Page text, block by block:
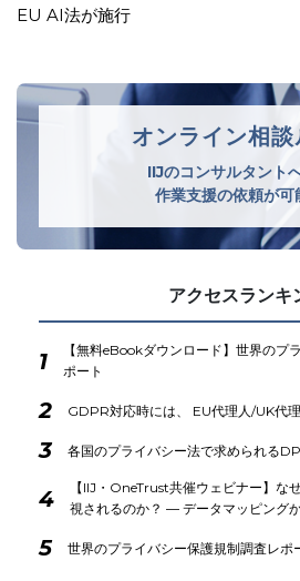
EU AI法が施行
オンライン相談
IIJのコンサルタント
作業支援の依頼が可
アクセスランキ
1
【無料eBookダウンロード】世界のプ
ポート
2 GDPR対応時には、 EU代理人/UK代
3 各国のプライバシー法で求められる
4
【IIJ・OneTrust共催ウェビナー】な
視されるのか？ ― データマッピング
5 世界のプライバシー保護規制調査レポ